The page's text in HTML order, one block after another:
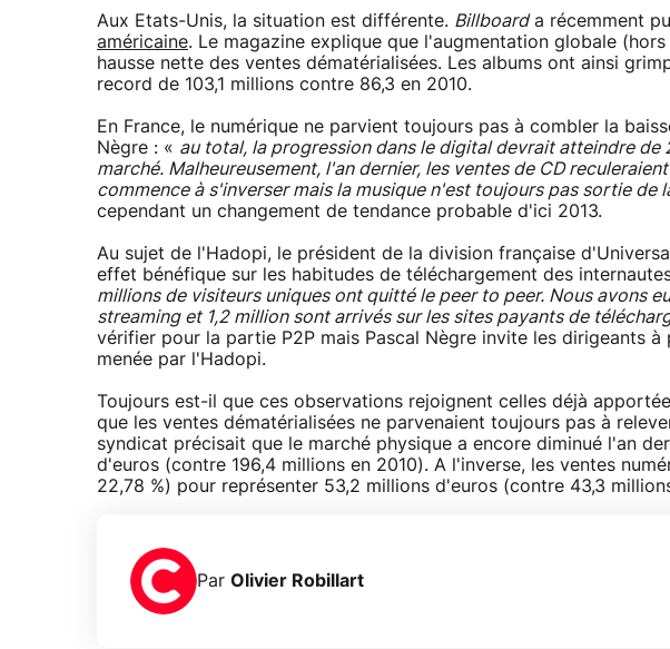
Aux Etats-Unis, la situation est différente. Billboarda récemment
américaine. Le magazine explique que l'augmentation globale
hausse nette des ventes dématérialisées. Les albums ont ainsi
record de 103,1 millions contre 86,3 en 2010.
En France, le numérique ne parvient toujours pas à combler la
Nègre : « au total, la progression dans le digital devrait atteindre de
marché. Malheureusement, l'an dernier, les ventes de CD
commence à s'inverser mais la musique n'est toujours pas sortie de
cependant un changement de tendance probable d'ici 2013.
Au sujet de l'Hadopi, le président de la division française
effet bénéfique sur les habitudes de téléchargement des
millions de visiteurs uniques ont quitté le peer to peer. Nous avons
streaming et 1,2 million sont arrivés sur les sites payants de
vérifier pour la partie P2P mais Pascal Nègre invite les dirigeants
menée par l'Hadopi.
Toujours est-il que ces observations rejoignent celles déjà
que les ventes dématérialisées ne parvenaient toujours pas à
syndicat précisait que le marché physique a encore diminué l'an
d'euros (contre 196,4 millions en 2010). A l'inverse, les ventes
22,78 %) pour représenter 53,2 millions d'euros (contre 43,3
Par Olivier Robillart